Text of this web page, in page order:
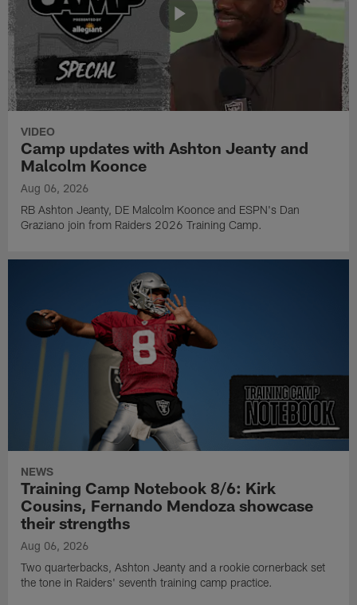
VIDEO
Camp updates with Ashton Jeanty and
Malcolm Koonce
Aug 06, 2026
RB Ashton Jeanty, DE Malcolm Koonce and ESPN's Dan
Graziano join from Raiders 2026 Training Camp.
NEWS
Training Camp Notebook 8/6: Kirk
Cousins, Fernando Mendoza showcase
their strengths
Aug 06, 2026
Two quarterbacks, Ashton Jeanty and a rookie cornerback set
the tone in Raiders' seventh training camp practice.